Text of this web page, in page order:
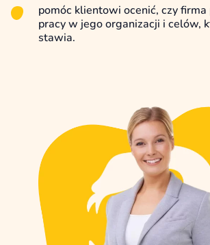
pomóc klientowi ocenić, czy
pracy w jego organizacji i celów,
stawia.